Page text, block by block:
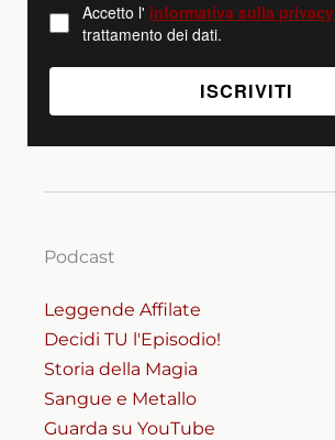
Accetto l' informativa sulla privacy
trattamento dei dati.
Podcast
Leggende Affilate
Decidi TU l'Episodio!
Storia della Magia
Sangue e Metallo
Guarda su YouTube